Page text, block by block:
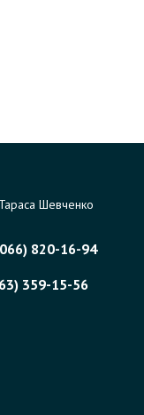
Шевченко
820-16-94
359-15-56